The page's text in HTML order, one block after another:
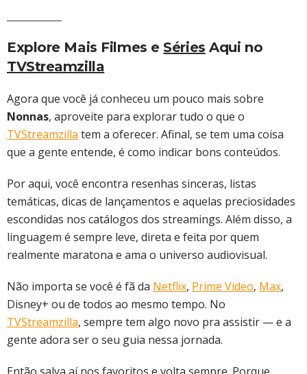
Explore Mais Filmes e Séries Aqui no
TVStreamzilla
Agora que você já conheceu um pouco mais sobre
Nonnas, aproveite para explorar tudo o que o
TVStreamzilla tem a oferecer. Afinal, se tem uma coisa
que a gente entende, é como indicar bons conteúdos.
Por aqui, você encontra resenhas sinceras, listas
temáticas, dicas de lançamentos e aquelas preciosidades
escondidas nos catálogos dos streamings. Além disso, a
linguagem é sempre leve, direta e feita por quem
realmente maratona e ama o universo audiovisual.
Não importa se você é fã da Netflix, Prime Video, Max,
Disney+ ou de todos ao mesmo tempo. No
TVStreamzilla, sempre tem algo novo pra assistir — e a
gente adora ser o seu guia nessa jornada.